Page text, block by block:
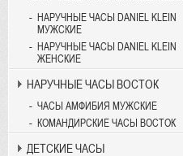
НАРУЧНЫЕ ЧАСЫ DANIEL KLEIN
МУЖСКИЕ
НАРУЧНЫЕ ЧАСЫ DANIEL KLEIN
ЖЕНСКИЕ
НАРУЧНЫЕ ЧАСЫ ВОСТОК
ЧАСЫ АМФИБИЯ МУЖСКИЕ
КОМАНДИРСКИЕ ЧАСЫ ВОСТОК
ДЕТСКИЕ ЧАСЫ